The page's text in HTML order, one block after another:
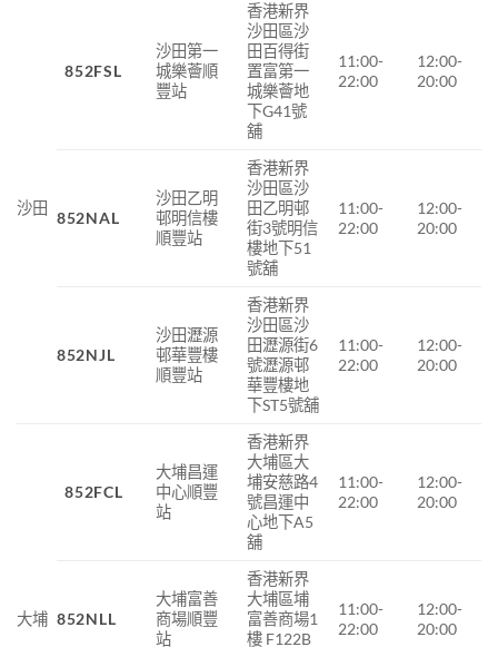
沙田
852FSL
沙田第一
城樂薈順
豐站
香港新界
沙田區沙
田百得街
置富第一
城樂薈地
下G41號
舖
11:00-
22:00
12:00-
20:00
852NAL
沙田乙明
邨明信樓
順豐站
香港新界
沙田區沙
田乙明邨
街3號明信
樓地下51
號舖
11:00-
22:00
12:00-
20:00
852NJL
沙田瀝源
邨華豐樓
順豐站
香港新界
沙田區沙
田瀝源街6
號瀝源邨
華豐樓地
下ST5號舖
11:00-
22:00
12:00-
20:00
大埔
852FCL
大埔昌運
中心順豐
站
香港新界
大埔區大
埔安慈路4
號昌運中
心地下A5
舖
11:00-
22:00
12:00-
20:00
852NLL
大埔富善
商場順豐
站
香港新界
大埔區埔
富善商場1
樓 F122B
11:00-
22:00
12:00-
20:00